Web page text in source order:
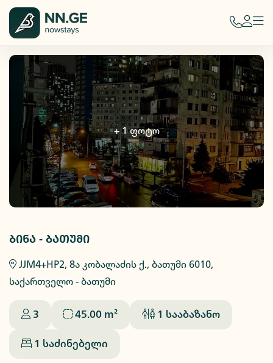
+ 1 ფოტო
ბინა - ბათუმი
JJM4+HP2, 8ა კობალაძის ქ., ბათუმი 6010,
საქართველო - ბათუმი
3 45.00 m² 1 სააბაზანო
1 საძინებელი